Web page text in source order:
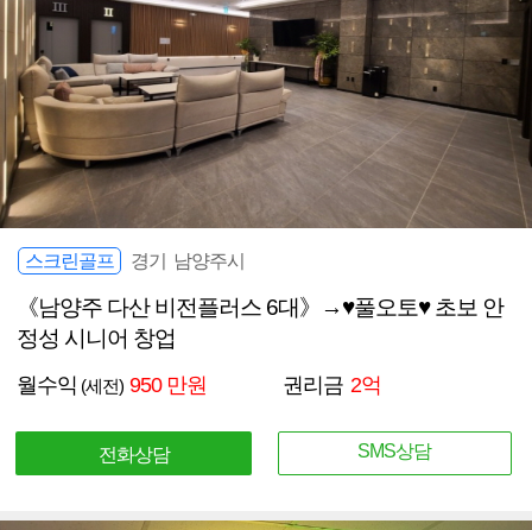
스크린골프 경기 남양주시
《남양주 다산 비전플러스 6대》→♥풀오토♥ 초보 안
정성 시니어 창업
월수익 (세전) 950 만원 권리금 2억
전화상담 SMS상담